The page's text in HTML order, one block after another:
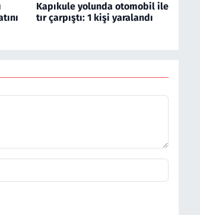
Kapıkule yolunda otomobil ile
tır çarpıştı: 1 kişi yaralandı